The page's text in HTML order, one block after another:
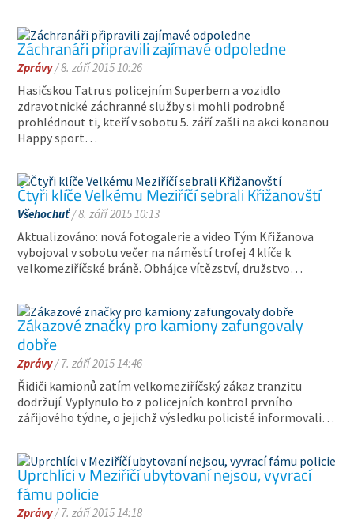
Záchranáři připravili zajímavé odpoledne
Zprávy/ 8. září 2015 10:26
Hasičskou Tatru s policejním Superbem a vozidlo
zdravotnické záchranné služby si mohli podrobně
prohlédnout ti, kteří v sobotu 5. září zašli na akci konanou
Happy sport…
Čtyři klíče Velkému Meziříčí sebrali Křižanovští
Všehochuť/ 8. září 2015 10:13
Aktualizováno: nová fotogalerie a video Tým Křižanova
vybojoval v sobotu večer na náměstí trofej 4 klíče k
velkomeziříčské bráně. Obhájce vítězství, družstvo…
Zákazové značky pro kamiony zafungovaly
dobře
Zprávy/ 7. září 2015 14:46
Řidiči kamionů zatím velkomeziříčský zákaz tranzitu
dodržují. Vyplynulo to z policejních kontrol prvního
zářijového týdne, o jejichž výsledku policisté informovali…
Uprchlíci v Meziříčí ubytovaní nejsou, vyvrací
fámu policie
Zprávy/ 7. září 2015 14:18